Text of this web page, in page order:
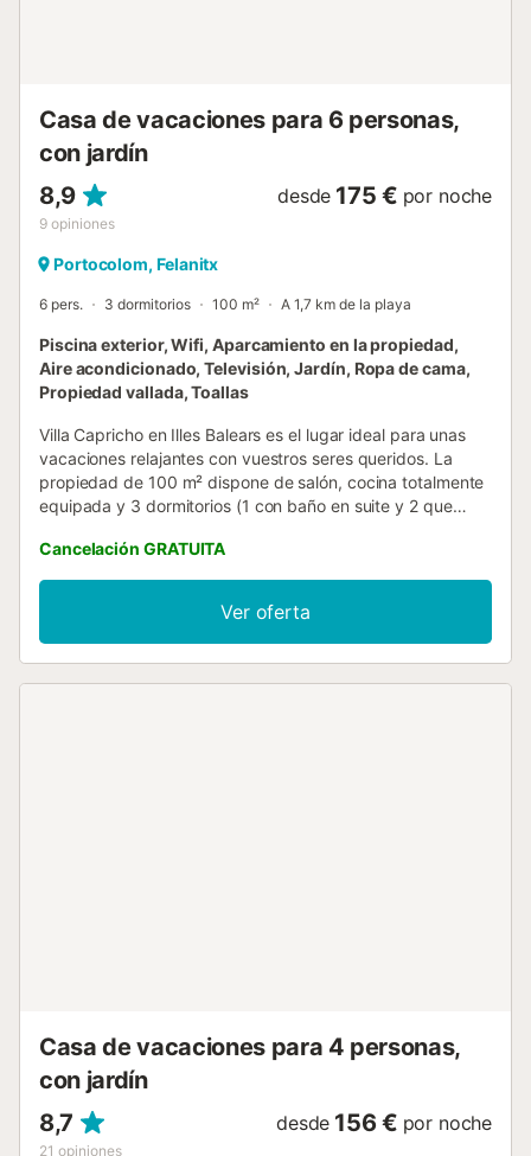
Casa de vacaciones para 6 personas,
con jardín
8,9
9 opiniones
desde 175 € por noche
Portocolom, Felanitx
6 pers. 3 dormitorios 100 m² A 1,7 km de la playa
Piscina exterior, Wifi, Aparcamiento en la propiedad,
Aire acondicionado, Televisión, Jardín, Ropa de cama,
Propiedad vallada, Toallas
Villa Capricho en Illes Balears es el lugar ideal para unas
vacaciones relajantes con vuestros seres queridos. La
propiedad de 100 m² dispone de salón, cocina totalmente
equipada y 3 dormitorios (1 con baño en suite y 2 que
las comodidades encontraréis Wi-Fi de alta velocidad
(apto para videollamadas) con espacio de trabajo, TV, aire
acondicionado y lavadora. Hay cuna y trona disponibles. El
espacio exterior privado incluye piscina, jardín, terrazas
cubiertas y al aire libre, barbacoa y ducha exterior. No se
Cancelación GRATUITA
Ver oferta
Casa de vacaciones para 4 personas,
con jardín
8,7
21 opiniones
desde 156 € por noche